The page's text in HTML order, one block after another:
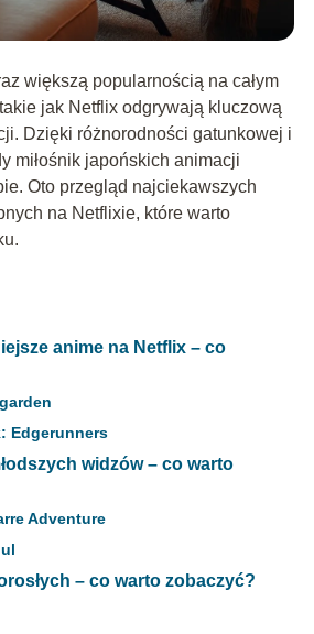
większą popularnością na całym
jak Netflix odgrywają kluczową
Dzięki różnorodności gatunkowej i
miłośnik japońskich animacji
Oto przegląd najciekawszych
na Netflixie, które warto
anime na Netflix – co
Edgerunners
widzów – co warto
Adventure
– co warto zobaczyć?